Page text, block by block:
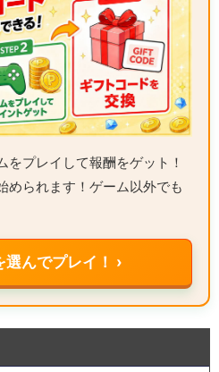
をプレイして報酬をゲット！
められます！ゲーム以外でも
んでプレイ！ ›